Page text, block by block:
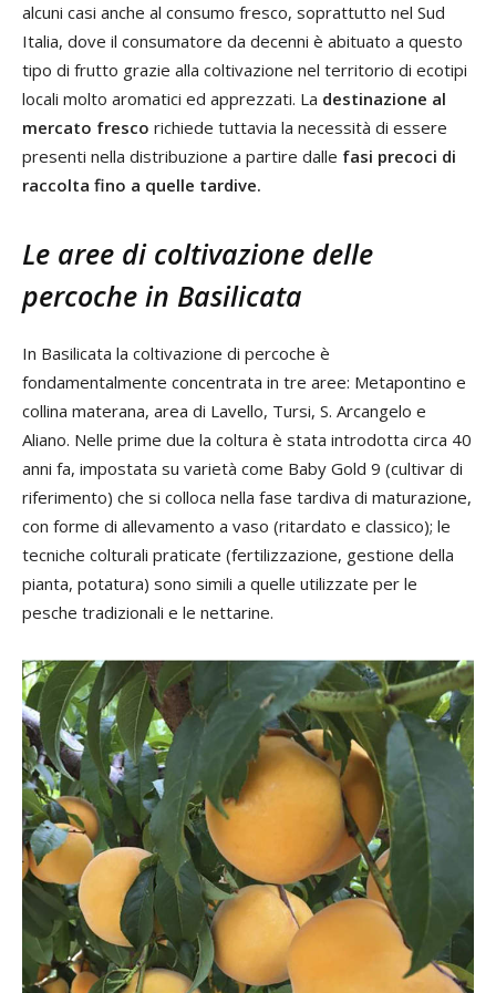
alcuni casi anche al consumo fresco, soprattutto nel Sud
Italia, dove il consumatore da decenni è abituato a questo
tipo di frutto grazie alla coltivazione nel territorio di ecotipi
locali molto aromatici ed apprezzati. La destinazione al
mercato fresco richiede tuttavia la necessità di essere
presenti nella distribuzione a partire dalle fasi precoci di
raccolta fino a quelle tardive.
Le aree di coltivazione delle
percoche in Basilicata
In Basilicata la coltivazione di percoche è
fondamentalmente concentrata in tre aree: Metapontino e
collina materana, area di Lavello, Tursi, S. Arcangelo e
Aliano. Nelle prime due la coltura è stata introdotta circa 40
anni fa, impostata su varietà come Baby Gold 9 (cultivar di
riferimento) che si colloca nella fase tardiva di maturazione,
con forme di allevamento a vaso (ritardato e classico); le
tecniche colturali praticate (fertilizzazione, gestione della
pianta, potatura) sono simili a quelle utilizzate per le
pesche tradizionali e le nettarine.